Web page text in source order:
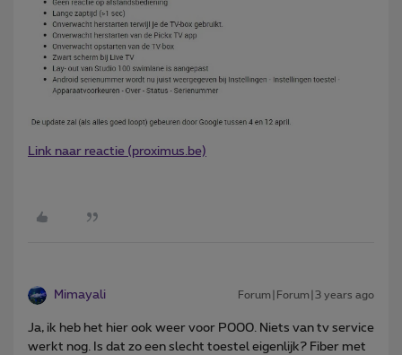
Link naar reactie (proximus.be)
Mimayali Forum|Forum|3 years ago
Ja, ik heb het hier ook weer voor P000. Niets van tv service
werkt nog. Is dat zo een slecht toestel eigenlijk? Fiber met